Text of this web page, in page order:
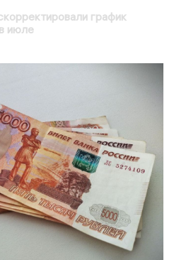
график
июле